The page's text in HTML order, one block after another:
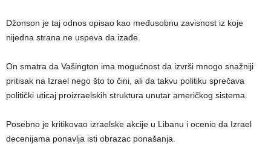
Džonson je taj odnos opisao kao međusobnu zavisnost iz koje
nijedna strana ne uspeva da izađe.
On smatra da Vašington ima mogućnost da izvrši mnogo snažniji
pritisak na Izrael nego što to čini, ali da takvu politiku sprečava
politički uticaj proizraelskih struktura unutar američkog sistema.
Posebno je kritikovao izraelske akcije u Libanu i ocenio da Izrael
decenijama ponavlja isti obrazac ponašanja.